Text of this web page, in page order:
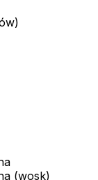
(wosk)